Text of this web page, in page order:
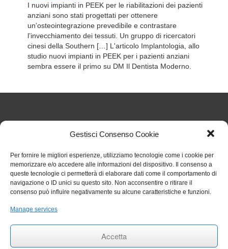
Gestisci Consenso Cookie
Per fornire le migliori esperienze, utilizziamo tecnologie come i cookie per
memorizzare e/o accedere alle informazioni del dispositivo. Il consenso a
queste tecnologie ci permetterà di elaborare dati come il comportamento di
navigazione o ID unici su questo sito. Non acconsentire o ritirare il
consenso può influire negativamente su alcune caratteristiche e funzioni.
Manage services
Accetta
I nuovi impianti in PEEK per le riabilitazioni dei pazienti
anziani sono stati progettati per ottenere
un’osteointegrazione prevedibile e contrastare
l’invecchiamento dei tessuti. Un gruppo di ricercatori
cinesi della Southern […] L'articolo Implantologia, allo
studio nuovi impianti in PEEK per i pazienti anziani
sembra essere il primo su DM Il Dentista Moderno.
Articoli Recenti
Nuove regole sul TFR dal 1° luglio 2026: cosa cambia
per gli studi odontoiatrici 27 Luglio 2026
Chiarimenti sull’obbligo formativo ECM relativo al
triennio 2023 2025 27 Luglio 2026
Circolare 006 aggiornamenti RENTRI
Rinvio termini per obbligo stipula polizza per eventi
27 Settembre 2024